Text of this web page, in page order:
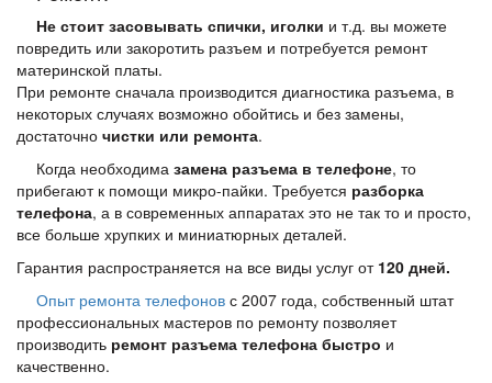
Не стоит засовывать спички, иголки и т.д. вы можете
повредить или закоротить разъем и потребуется ремонт
материнской платы.
При ремонте сначала производится диагностика разъема, в
некоторых случаях возможно обойтись и без замены,
достаточно чистки или ремонта.
Когда необходима замена разъема в телефоне, то
прибегают к помощи микро-пайки. Требуется разборка
телефона, а в современных аппаратах это не так то и просто,
все больше хрупких и миниатюрных деталей.
Гарантия распространяется на все виды услуг от 120 дней.
Опыт ремонта телефонов с 2007 года, собственный штат
профессиональных мастеров по ремонту позволяет
производить ремонт разъема телефона быстро и
качественно.